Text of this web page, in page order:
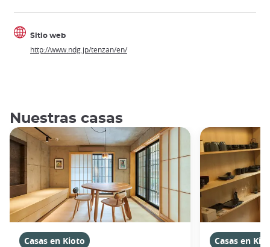
Sitio web
http://www.ndg.jp/tenzan/en/
Nuestras casas
Casas en Kioto
Casas en